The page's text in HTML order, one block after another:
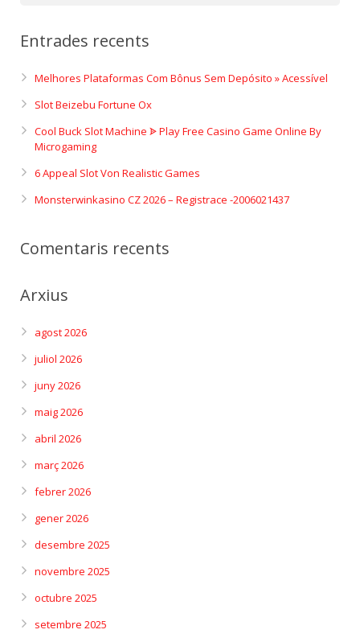
Entrades recents
Melhores Plataformas Com Bônus Sem Depósito » Acessível
Slot Beizebu Fortune Ox
Cool Buck Slot Machine ᗎ Play Free Casino Game Online By
Microgaming
6 Appeal Slot Von Realistic Games
Monsterwinkasino CZ 2026 – Registrace -2006021437
Comentaris recents
Arxius
agost 2026
juliol 2026
juny 2026
maig 2026
abril 2026
març 2026
febrer 2026
gener 2026
desembre 2025
novembre 2025
octubre 2025
setembre 2025